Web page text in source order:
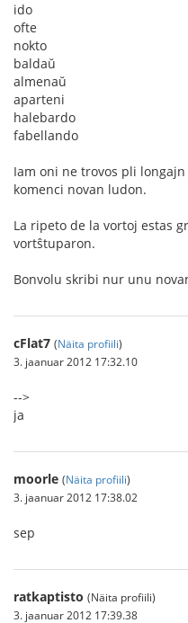
ido
ofte
nokto
baldaŭ
almenaŭ
aparteni
halebardo
fabellando
Iam oni ne trovos pli
komenci novan ludon.
La ripeto de la vortoj estas
vortŝtuparon.
Bonvolu skribi nur unu
cFlat7 (Näita profiili)
3. jaanuar 2012 17:32.10
-->
ja
moorle (Näita profiili)
3. jaanuar 2012 17:38.02
sep
ratkaptisto (Näita profiili)
3. jaanuar 2012 17:39.38